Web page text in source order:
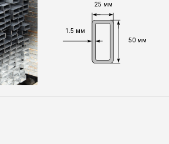
1.5 мм
50 мм
25 мм